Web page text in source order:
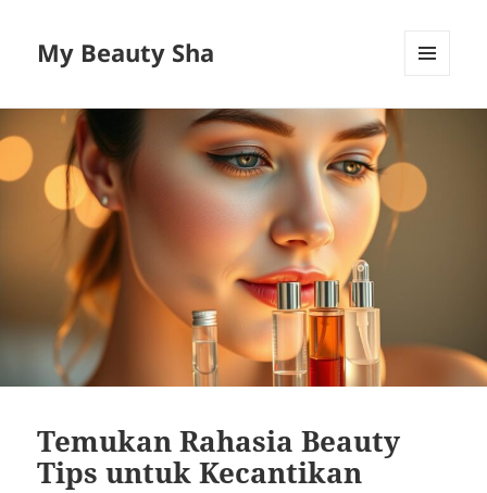
My Beauty Sha
Temukan Rahasia Beauty
Tips untuk Kecantikan